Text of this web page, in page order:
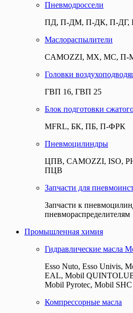
Пневмодроссели
ПД, П-ДМ, П-ДК, П-ДГ,
Маслораспылители
CAMOZZI, МХ, МС, П-
Головки
ГВП 16, ГВП 25
Блок подготовки
MFRL, БК, ПБ, П-ФРК
Пневмоцилиндры
ЦПВ, CAMOZZI, ISO,
ПЦВ
Запчасти для
Запчасти к
пневмораспределителям
Промышленная химия
Гидравлические масла
Esso Nuto, Esso Univis,
EAL, Mobil
Mobil Pyrotec, Mobil SHC
Компрессорные масла